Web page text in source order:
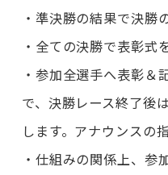
・準決勝の結果で決勝
・全ての決勝で表彰式
・参加全選手へ表彰＆
で、決勝レース終了後
します。アナウンスの
・仕組みの関係上、参